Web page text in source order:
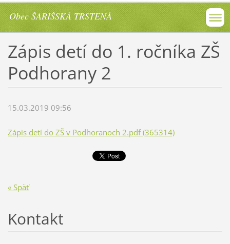
Obec ŠARIŠSKÁ TRSTENÁ
Zápis detí do 1. ročníka ZŠ
Podhorany 2
15.03.2019 09:56
Zápis detí do ZŠ v Podhoranoch 2.pdf (365314)
« Späť
Kontakt